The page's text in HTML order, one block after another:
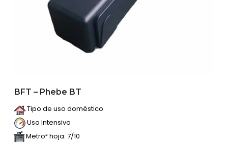
BFT – Phebe BT
Tipo de uso doméstico
Uso Intensivo
Metro² hoja: 7/10